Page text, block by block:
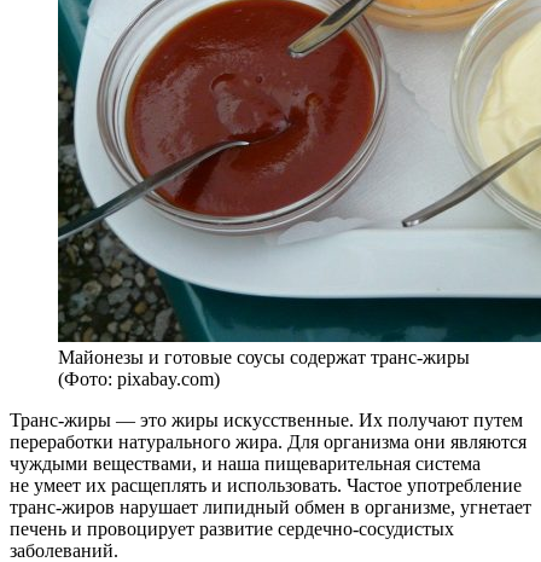
Майонезы и готовые соусы содержат транс-жиры
(Фото: pixabay.com)
Транс-жиры — это жиры искусственные. Их получают путем
переработки натурального жира. Для организма они являются
чуждыми веществами, и наша пищеварительная система
не умеет их расщеплять и использовать. Частое употребление
транс-жиров нарушает липидный обмен в организме, угнетает
печень и провоцирует развитие сердечно-сосудистых
заболеваний.